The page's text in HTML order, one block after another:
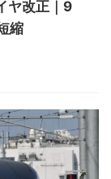
ヤ改正｜9
縮